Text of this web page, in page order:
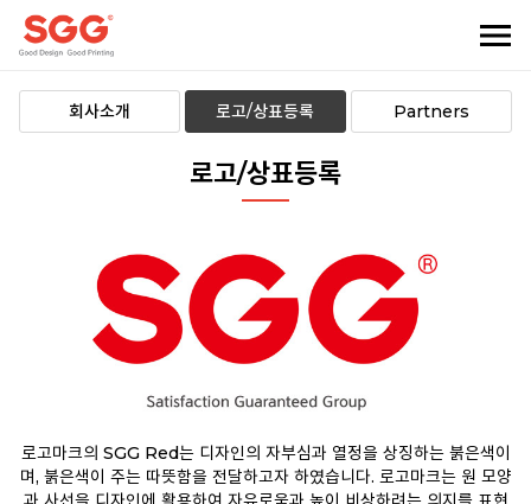
회사소개 로고/상표등록 Partners
로고/상표등록
로고마크의 SGG Red는 디자인의 자부심과 열정을 상징하는 붉은색이
며, 붉은색이 주는 따뜻함을 전달하고자 하였습니다. 로고마크는 원 모양